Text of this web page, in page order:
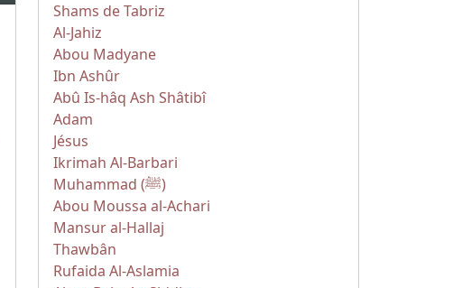
Shams de Tabriz
Al-Jahiz
Abou Madyane
Ibn Ashûr
Abû Is-hâq Ash Shâtibî
Adam
Jésus
Ikrimah Al-Barbari
Muhammad (ﷺ)
Abou Moussa al-Achari
Mansur al-Hallaj
Thawbân
Rufaida Al-Aslamia